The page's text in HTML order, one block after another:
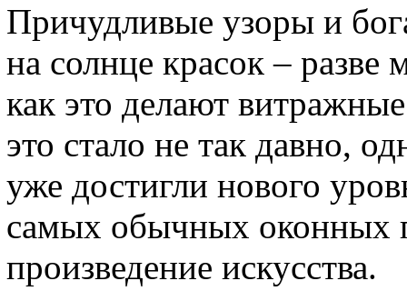
Причудливые узоры и
на солнце красок – разве
как это делают
это стало не так давно,
уже достигли нового
самых обычных оконных
произведение искусства.